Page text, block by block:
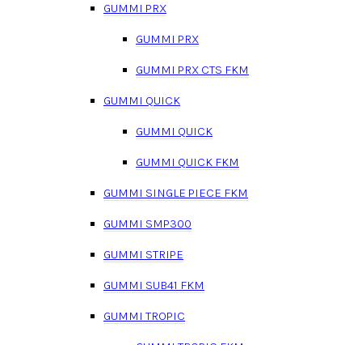
GUMMI PRX
GUMMI PRX
GUMMI PRX CTS FKM
GUMMI QUICK
GUMMI QUICK
GUMMI QUICK FKM
GUMMI SINGLE PIECE FKM
GUMMI SMP300
GUMMI STRIPE
GUMMI SUB41 FKM
GUMMI TROPIC